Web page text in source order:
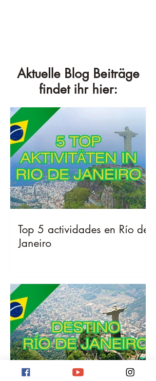
Aktuelle Blog Beiträge
findet ihr hier:
Top 5 actividades en Río de
Janeiro